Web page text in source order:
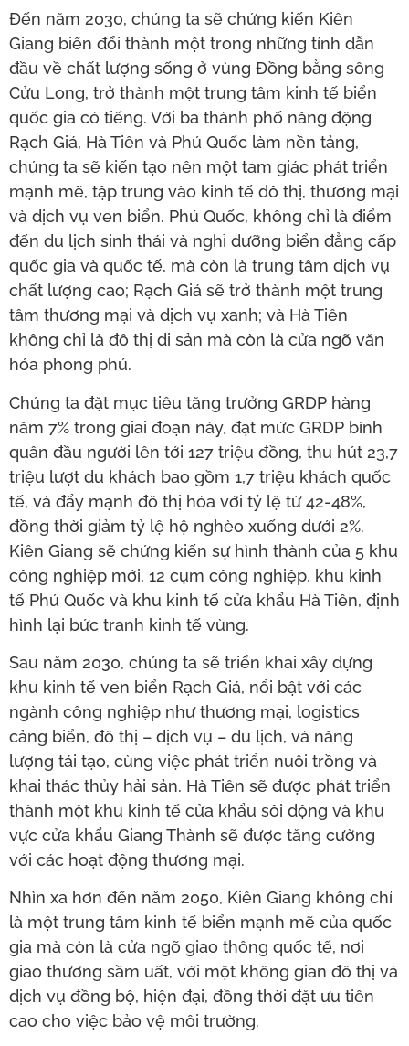
Đến năm 2030, chúng ta sẽ chứng kiến Kiên
Giang biến đổi thành một trong những tỉnh dẫn
đầu về chất lượng sống ở vùng Đồng bằng sông
Cửu Long, trở thành một trung tâm kinh tế biển
quốc gia có tiếng. Với ba thành phố năng động
Rạch Giá, Hà Tiên và Phú Quốc làm nền tảng,
chúng ta sẽ kiến tạo nên một tam giác phát triển
mạnh mẽ, tập trung vào kinh tế đô thị, thương mại
và dịch vụ ven biển. Phú Quốc, không chỉ là điểm
đến du lịch sinh thái và nghỉ dưỡng biển đẳng cấp
quốc gia và quốc tế, mà còn là trung tâm dịch vụ
chất lượng cao; Rạch Giá sẽ trở thành một trung
tâm thương mại và dịch vụ xanh; và Hà Tiên
không chỉ là đô thị di sản mà còn là cửa ngõ văn
hóa phong phú.
Chúng ta đặt mục tiêu tăng trưởng GRDP hàng
năm 7% trong giai đoạn này, đạt mức GRDP bình
quân đầu người lên tới 127 triệu đồng, thu hút 23,7
triệu lượt du khách bao gồm 1,7 triệu khách quốc
tế, và đẩy mạnh đô thị hóa với tỷ lệ từ 42-48%,
đồng thời giảm tỷ lệ hộ nghèo xuống dưới 2%.
Kiên Giang sẽ chứng kiến sự hình thành của 5 khu
công nghiệp mới, 12 cụm công nghiệp, khu kinh
tế Phú Quốc và khu kinh tế cửa khẩu Hà Tiên, định
hình lại bức tranh kinh tế vùng.
Sau năm 2030, chúng ta sẽ triển khai xây dựng
khu kinh tế ven biển Rạch Giá, nổi bật với các
ngành công nghiệp như thương mại, logistics
cảng biển, đô thị – dịch vụ – du lịch, và năng
lượng tái tạo, cùng việc phát triển nuôi trồng và
khai thác thủy hải sản. Hà Tiên sẽ được phát triển
thành một khu kinh tế cửa khẩu sôi động và khu
vực cửa khẩu Giang Thành sẽ được tăng cường
với các hoạt động thương mại.
Nhìn xa hơn đến năm 2050, Kiên Giang không chỉ
là một trung tâm kinh tế biển mạnh mẽ của quốc
gia mà còn là cửa ngõ giao thông quốc tế, nơi
giao thương sầm uất, với một không gian đô thị và
dịch vụ đồng bộ, hiện đại, đồng thời đặt ưu tiên
cao cho việc bảo vệ môi trường.